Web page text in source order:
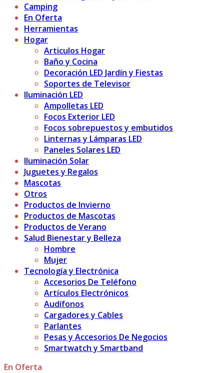
Camping
En Oferta
Herramientas
Hogar
Articulos Hogar
Baño y Cocina
Decoración LED Jardín y Fiestas
Soportes de Televisor
Iluminación LED
Ampolletas LED
Focos Exterior LED
Focos sobrepuestos y embutidos
Linternas y Lámparas LED
Paneles Solares LED
Iluminación Solar
Juguetes y Regalos
Mascotas
Otros
Productos de Invierno
Productos de Mascotas
Productos de Verano
Salud Bienestar y Belleza
Hombre
Mujer
Tecnología y Electrónica
Accesorios De Teléfono
Artículos Electrónicos
Audífonos
Cargadores y Cables
Parlantes
Pesas y Accesorios De Negocios
Smartwatch y Smartband
En Oferta